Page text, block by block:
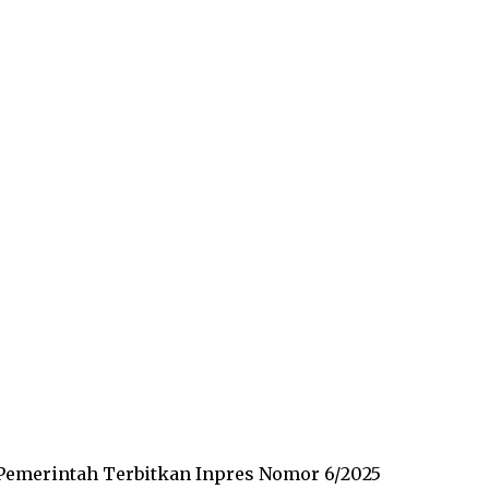
Terbitkan Inpres Nomor 6/2025